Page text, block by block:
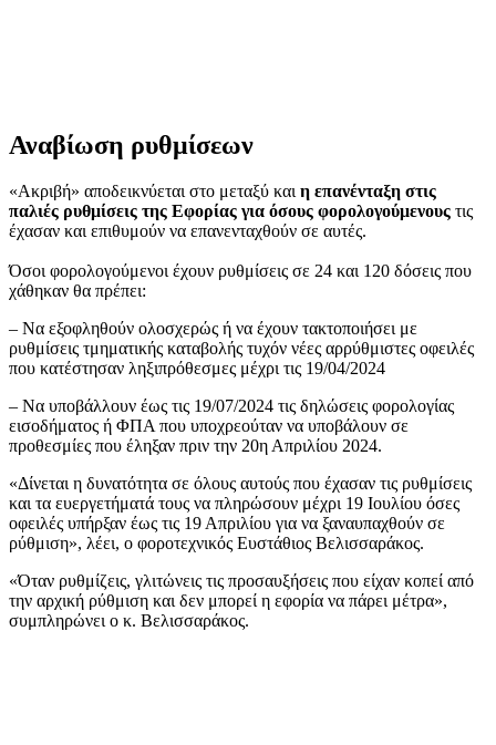
Αναβίωση ρυθμίσεων
«Ακριβή» αποδεικνύεται στο μεταξύ καιη επανένταξη στις
παλιές ρυθμίσεις της Εφορίας για όσους φορολογούμενους τις
έχασαν και επιθυμούν να επανενταχθούν σε αυτές.
Όσοι φορολογούμενοι έχουν ρυθμίσεις σε 24 και 120 δόσεις που
χάθηκαν θα πρέπει:
– Να εξοφληθούν ολοσχερώς ή να έχουν τακτοποιήσει με
ρυθμίσεις τμηματικής καταβολής τυχόν νέες αρρύθμιστες οφειλές
που κατέστησαν ληξιπρόθεσμες μέχρι τις 19/04/2024
– Να υποβάλλουν έως τις 19/07/2024 τις δηλώσεις φορολογίας
εισοδήματος ή ΦΠΑ που υποχρεούταν να υποβάλουν σε
προθεσμίες που έληξαν πριν την 20η Απριλίου 2024.
«Δίνεται η δυνατότητα σε όλους αυτούς που έχασαν τις ρυθμίσεις
και τα ευεργετήματά τους να πληρώσουν μέχρι 19 Ιουλίου όσες
οφειλές υπήρξαν έως τις 19 Απριλίου για να ξαναυπαχθούν σε
ρύθμιση», λέει, ο φοροτεχνικός Ευστάθιος Βελισσαράκος.
«Όταν ρυθμίζεις, γλιτώνεις τις προσαυξήσεις που είχαν κοπεί από
την αρχική ρύθμιση και δεν μπορεί η εφορία να πάρει μέτρα»,
συμπληρώνει ο κ. Βελισσαράκος.